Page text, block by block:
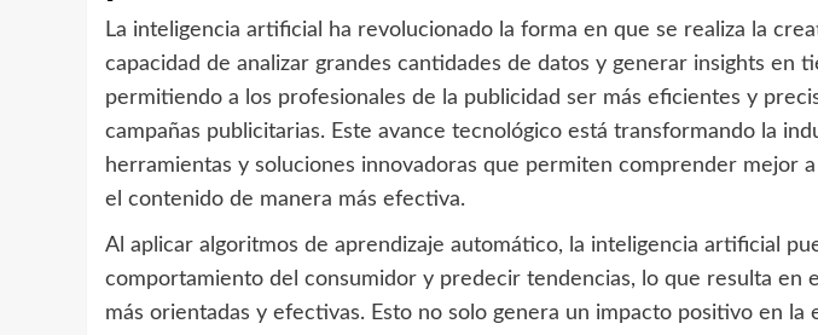
La inteligencia artificial ha revolucionado la forma en que se realiza la
capacidad de analizar grandes cantidades de datos y generar insights en
permitiendo a los profesionales de la publicidad ser más eficientes y
campañas publicitarias. Este avance tecnológico está transformando la
herramientas y soluciones innovadoras que permiten comprender mejor
el contenido de manera más efectiva.
Al aplicar algoritmos de aprendizaje automático, la inteligencia artificial
comportamiento del consumidor y predecir tendencias, lo que resulta en
más orientadas y efectivas. Esto no solo genera un impacto positivo en la